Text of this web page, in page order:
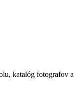
katalóg fotografov a